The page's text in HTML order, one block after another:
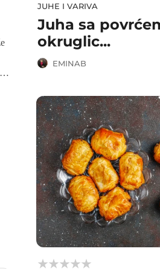
JUHE I VARIVA
Juha sa
okruglic...
EMINAB


